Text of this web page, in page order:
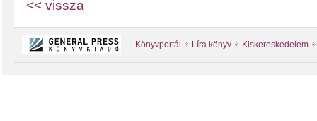
<< vissza
Könyvportál Líra könyv Kiskereskedelem